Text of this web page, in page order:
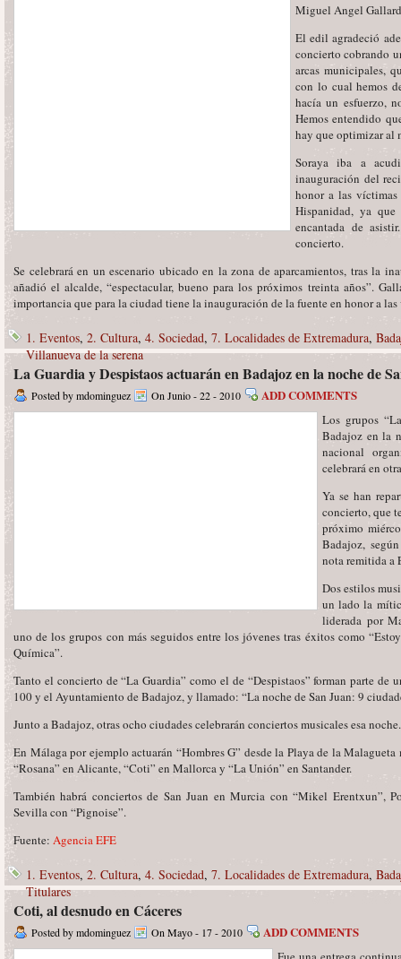
Miguel Angel
El edil agradeció
concierto cobrando
arcas municipales,
con lo cual hemos
hacía un esfuerzo,
Hemos entendido
hay que optimizar al
Soraya iba a
inauguración del
honor a las
Hispanidad, ya que
encantada de
concierto.
Se celebrará en un escenario ubicado en la zona de aparcamientos, tras la
añadió el alcalde, “espectacular, bueno para los próximos treinta años”.
importancia que para la ciudad tiene la inauguración de la fuente en honor a
1. Eventos, 2. Cultura, 4. Sociedad, 7. Localidades de Extremadura,
Villanueva de la serena
La Guardia y Despistaos actuarán en Badajoz en la noche de
Posted by mdominguez On Junio - 22 - 2010 ADD COMMENTS
Los grupos
Badajoz en la
nacional
celebrará en
Ya se han
concierto, que
próximo
Badajoz,
nota remitida a
Dos estilos
un lado la
liderada por
uno de los grupos con más seguidos entre los jóvenes tras éxitos como
Química”.
Tanto el concierto de “La Guardia” como el de “Despistaos” forman parte de
100 y el Ayuntamiento de Badajoz, y llamado: “La noche de San Juan: 9
Junto a Badajoz, otras ocho ciudades celebrarán conciertos musicales esa noche.
En Málaga por ejemplo actuarán “Hombres G” desde la Playa de la Malagueta
“Rosana” en Alicante, “Coti” en Mallorca y “La Unión” en Santander.
También habrá conciertos de San Juan en Murcia con “Mikel Erentxun”,
Sevilla con “Pignoise”.
Fuente: Agencia EFE
1. Eventos, 2. Cultura, 4. Sociedad, 7. Localidades de Extremadura,
Titulares
Coti, al desnudo en Cáceres
Posted by mdominguez On Mayo - 17 - 2010 ADD COMMENTS